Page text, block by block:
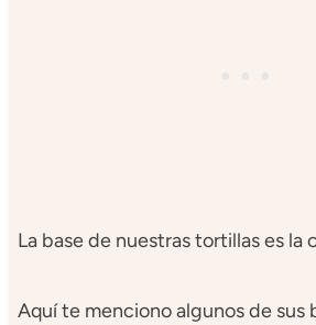
La base de nuestras tortillas es la
Aquí te menciono algunos de sus